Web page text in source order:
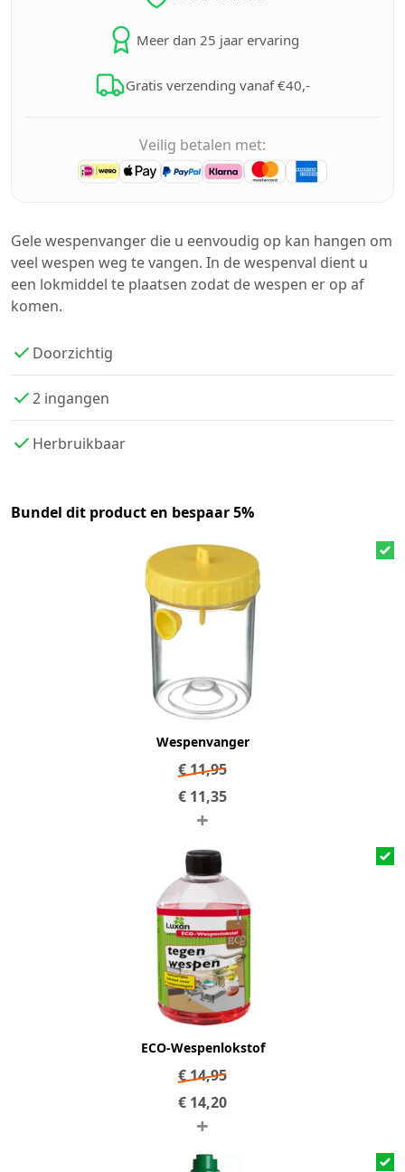
Meer dan 25 jaar ervaring
Gratis verzending vanaf €40,-
Veilig betalen met:
Gele wespenvanger die u eenvoudig op kan hangen om
veel wespen weg te vangen. In de wespenval dient u
een lokmiddel te plaatsen zodat de wespen er op af
komen.
Doorzichtig
2 ingangen
Herbruikbaar
Bundel dit product en bespaar 5%
Wespenvanger
€11,95
€ 11,35
+
ECO-Wespenlokstof
€14,95
€ 14,20
+